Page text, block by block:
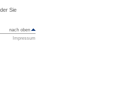
Sie
nach oben
Impressum